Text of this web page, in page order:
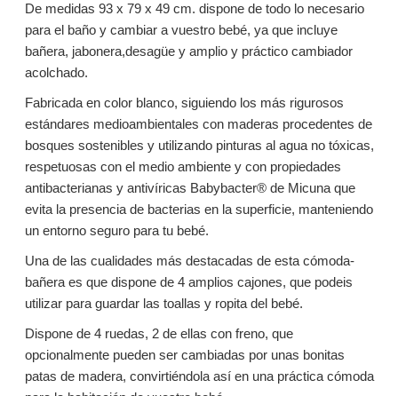
De medidas 93 x 79 x 49 cm. dispone de todo lo necesario
para el baño y cambiar a vuestro bebé, ya que incluye
bañera, jabonera,desagüe y amplio y práctico cambiador
acolchado.
Fabricada en color blanco, siguiendo los más rigurosos
estándares medioambientales con maderas procedentes de
bosques sostenibles y utilizando pinturas al agua no tóxicas,
respetuosas con el medio ambiente y con propiedades
antibacterianas y antivíricas Babybacter® de Micuna que
evita la presencia de bacterias en la superficie, manteniendo
un entorno seguro para tu bebé.
Una de las cualidades más destacadas de esta cómoda-
bañera es que dispone de 4 amplios cajones, que podeis
utilizar para guardar las toallas y ropita del bebé.
Dispone de 4 ruedas, 2 de ellas con freno, que
opcionalmente pueden ser cambiadas por unas bonitas
patas de madera, convirtiéndola así en una práctica cómoda